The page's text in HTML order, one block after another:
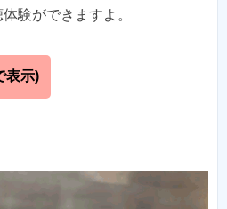
験ができますよ。
表示)